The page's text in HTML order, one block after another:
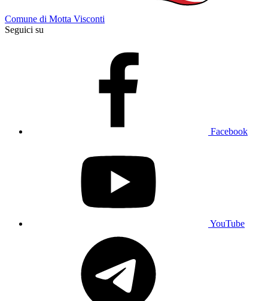
Comune di Motta Visconti
Seguici su
Facebook
YouTube